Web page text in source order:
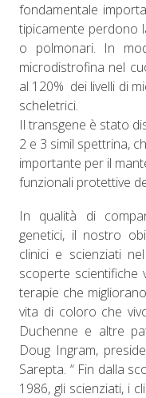
fondamentale
tipicamente perdono
o polmonari. In
microdistrofina nel
al 120% dei livelli di
scheletrici.
Il transgene è stato
2 e 3 simil spettrina,
importante per il
funzionali protettive
In qualità di
genetici, il nostro
clinici e scienziati
scoperte scientifiche
terapie che
vita di coloro che
Duchenne e altre
Doug Ingram,
Sarepta. “ Fin dalla
1986, gli scienziati, i